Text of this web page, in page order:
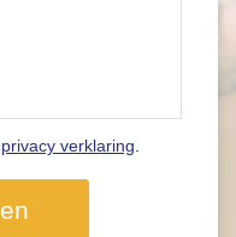
privacy verklaring